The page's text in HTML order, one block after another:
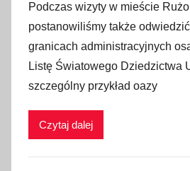
u
b
l
i
k
a
Podczas wizyty w mieście
postanowiliśmy także
granicach administracyjnych
Listę Światowego Dziedzictwa
szczególny przykład oazy
Czytaj dalej